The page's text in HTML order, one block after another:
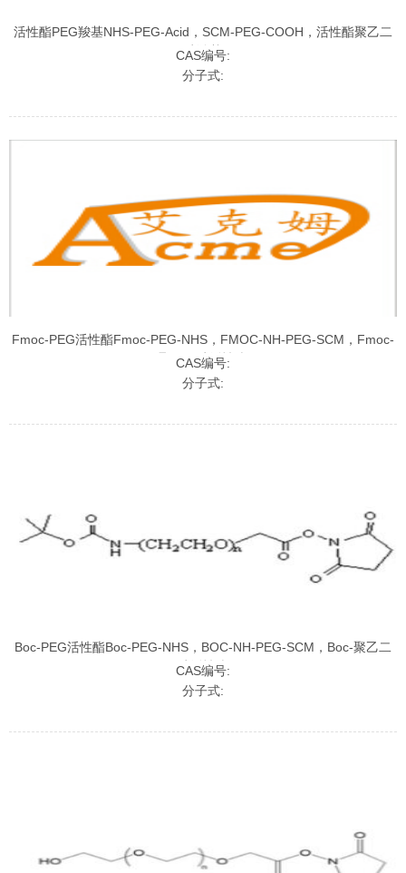
活性酯PEG羧基NHS-PEG-Acid，SCM-PEG-COOH，活性酯聚乙二
醇羧基
CAS编号:
分子式:
Fmoc-PEG活性酯Fmoc-PEG-NHS，FMOC-NH-PEG-SCM，Fmoc-
聚乙二醇活性酯
CAS编号:
分子式:
Boc-PEG活性酯Boc-PEG-NHS，BOC-NH-PEG-SCM，Boc-聚乙二
醇活性酯
CAS编号:
分子式: